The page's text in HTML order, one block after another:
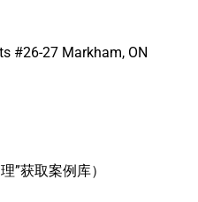
#26-27 Markham, ON
”获取案例库）